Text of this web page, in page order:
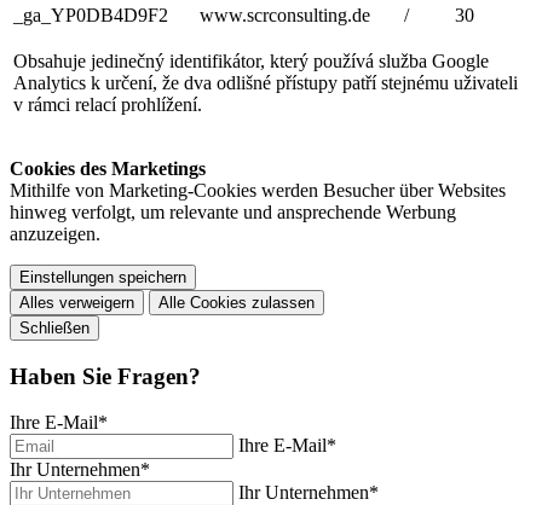
_ga_YP0DB4D9F2 www.scrconsulting.de / 30
Obsahuje jedinečný identifikátor, který používá služba Google
Analytics k určení, že dva odlišné přístupy patří stejnému uživateli
v rámci relací prohlížení.
Cookies des Marketings
Mithilfe von Marketing-Cookies werden Besucher über Websites
hinweg verfolgt, um relevante und ansprechende Werbung
anzuzeigen.
Einstellungen speichern
Alles verweigern
Alle Cookies zulassen
Schließen
Haben Sie Fragen?
Ihre E-Mail*
Ihre E-Mail*
Ihr Unternehmen*
Ihr Unternehmen*